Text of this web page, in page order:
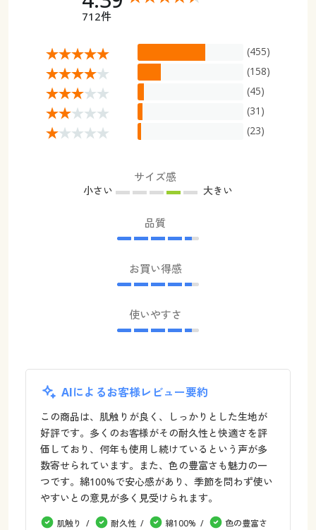
712件
(455)
(158)
(45)
(31)
(23)
サイズ感
小さい 大きい
品質
お買い得感
使いやすさ
AIによるお客様レビュー要約
この商品は、肌触りが良く、しっかりとした生地が
好評です。多くのお客様がその耐久性と快適さを評
価しており、何年も使用し続けているという声が多
数寄せられています。また、色の豊富さも魅力の一
つです。綿100%で安心感があり、季節を問わず使い
やすいとの意見が多く見受けられます。
肌触り 耐久性 綿100%
色の豊富さ